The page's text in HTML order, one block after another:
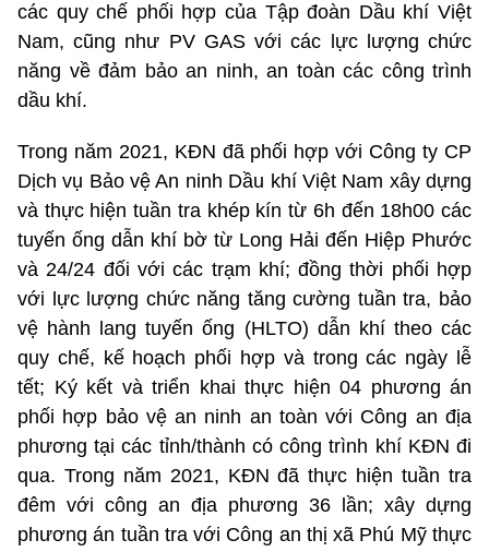
các quy chế phối hợp của Tập đoàn Dầu khí Việt
Nam, cũng như PV GAS với các lực lượng chức
năng về đảm bảo an ninh, an toàn các công trình
dầu khí.
Trong năm 2021, KĐN đã phối hợp với Công ty CP
Dịch vụ Bảo vệ An ninh Dầu khí Việt Nam xây dựng
và thực hiện tuần tra khép kín từ 6h đến 18h00 các
tuyến ống dẫn khí bờ từ Long Hải đến Hiệp Phước
và 24/24 đối với các trạm khí; đồng thời phối hợp
với lực lượng chức năng tăng cường tuần tra, bảo
vệ hành lang tuyến ống (HLTO) dẫn khí theo các
quy chế, kế hoạch phối hợp và trong các ngày lễ
tết; Ký kết và triển khai thực hiện 04 phương án
phối hợp bảo vệ an ninh an toàn với Công an địa
phương tại các tỉnh/thành có công trình khí KĐN đi
qua. Trong năm 2021, KĐN đã thực hiện tuần tra
đêm với công an địa phương 36 lần; xây dựng
phương án tuần tra với Công an thị xã Phú Mỹ thực